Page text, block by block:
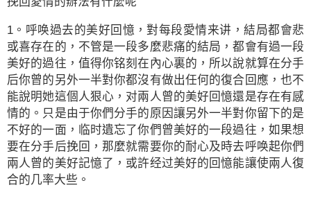
1。呼唤過去的美好回憶，對每段愛情来讲，結局都會悲
或喜存在的，不管是一段多麼悲痛的結局，都會有過一段
美好的過往，值得你铭刻在內心裏的，所以說就算在分手
后你曾的另外一半對你都沒有做出任何的復合回應，也不
能說明她這個人狠心，对兩人曾的美好回憶還是存在有感
情的。只是由于你們分手的原因讓另外一半對你留下的是
不好的一面，临时遺忘了你們曾美好的一段過往，如果想
要在分手后挽回，那麼就需要你的耐心及時去呼唤起你們
兩人曾的美好記憶了，或許经过美好的回憶能讓使兩人復
合的几率大些。